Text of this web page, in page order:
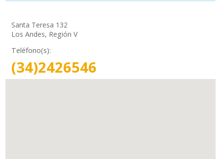
Santa Teresa 132
Los Andes, Región V
Teléfono(s):
(34)2426546